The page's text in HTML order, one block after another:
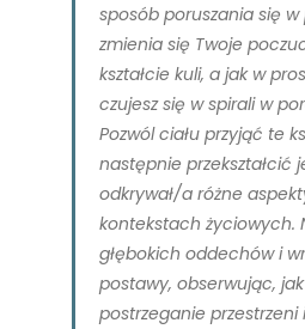
sposób poruszania się w
zmienia się Twoje
kształcie kuli, a jak w
czujesz się w spirali w
Pozwól ciału przyjąć te
następnie przekształcić
odkrywał/a różne
kontekstach życiowych.
głębokich oddechów i
postawy, obserwując,
postrzeganie przestrzeni